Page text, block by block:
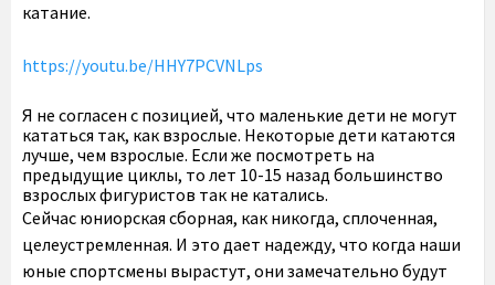
катание.
https://youtu.be/HHY7PCVNLps
Я не согласен с позицией, что маленькие дети не могут
кататься так, как взрослые. Некоторые дети катаются
лучше, чем взрослые. Если же посмотреть на
предыдущие циклы, то лет 10-15 назад большинство
взрослых фигуристов так не катались.
Сейчас юниорская сборная, как никогда, сплоченная,
целеустремленная. И это дает надежду, что когда наши
юные спортсмены вырастут, они замечательно будут